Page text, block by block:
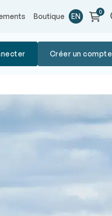
Boutique EN 0
Créer un compte